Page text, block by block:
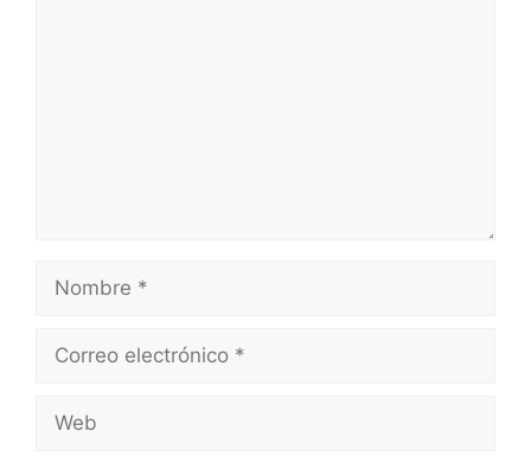
Nombre
Correo
Web